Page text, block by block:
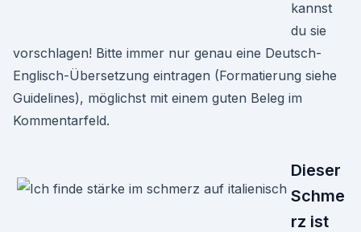
kannst
du sie
vorschlagen! Bitte immer nur genau eine Deutsch-
Englisch-Übersetzung eintragen (Formatierung siehe
Guidelines), möglichst mit einem guten Beleg im
Kommentarfeld.
Dieser
Schme
rz ist